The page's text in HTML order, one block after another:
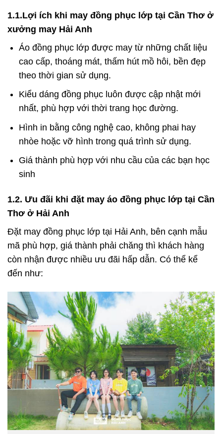
1.1.Lợi ích khi may đồng phục lớp tại Cần Thơ ở
xưởng may Hải Anh
Áo đồng phục lớp được may từ những chất liệu
cao cấp, thoáng mát, thấm hút mồ hôi, bền đẹp
theo thời gian sử dụng.
Kiểu dáng đồng phục luôn được cập nhật mới
nhất, phù hợp với thời trang học đường.
Hình in bằng công nghệ cao, không phai hay
nhòe hoặc vỡ hình trong quá trình sử dụng.
Giá thành phù hợp với nhu cầu của các bạn học
sinh
1.2. Ưu đãi khi đặt may áo đồng phục lớp tại Cần
Thơ ở Hải Anh
Đặt may đồng phục lớp tại Hải Anh, bên cạnh mẫu
mã phù hợp, giá thành phải chăng thì khách hàng
còn nhận được nhiều ưu đãi hấp dẫn. Có thể kể
đến như: